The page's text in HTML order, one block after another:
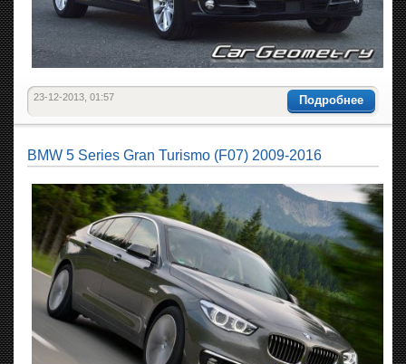
Подробнее
23-12-2013, 01:57
BMW 5 Series Gran Turismo (F07) 2009-2016